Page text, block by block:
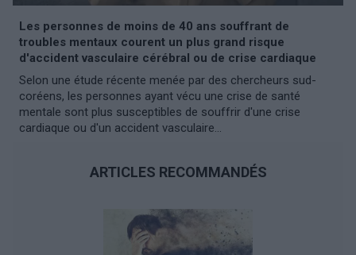
Les personnes de moins de 40 ans souffrant de
troubles mentaux courent un plus grand risque
d'accident vasculaire cérébral ou de crise cardiaque
Selon une étude récente menée par des chercheurs sud-
coréens, les personnes ayant vécu une crise de santé
mentale sont plus susceptibles de souffrir d'une crise
cardiaque ou d'un accident vasculaire...
ARTICLES RECOMMANDÉS